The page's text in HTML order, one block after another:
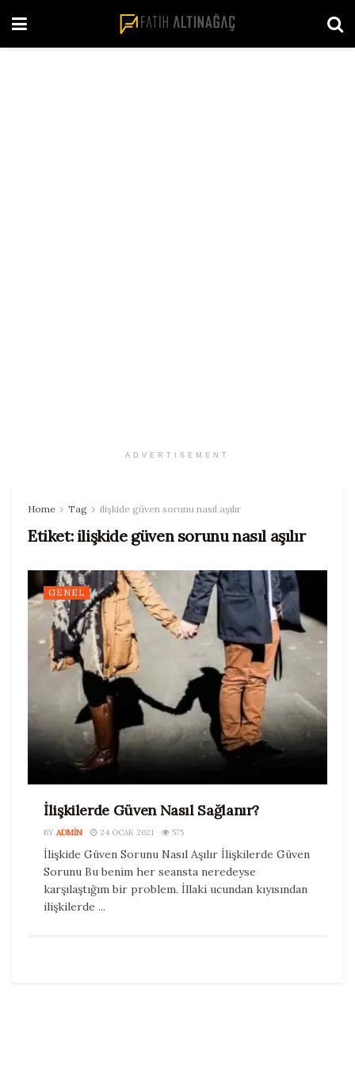
ADVERTISEMENT
Home Tag ilişkide güven sorunu nasıl aşılır
Etiket: ilişkide güven sorunu nasıl aşılır
GENEL
İlişkilerde Güven Nasıl Sağlanır?
BY ADMIN 24 OCAK 2021 575
İlişkide Güven Sorunu Nasıl Aşılır İlişkilerde Güven
Sorunu Bu benim her seansta neredeyse
karşılaştığım bir problem. İllaki ucundan kıyısından
ilişkilerde ...